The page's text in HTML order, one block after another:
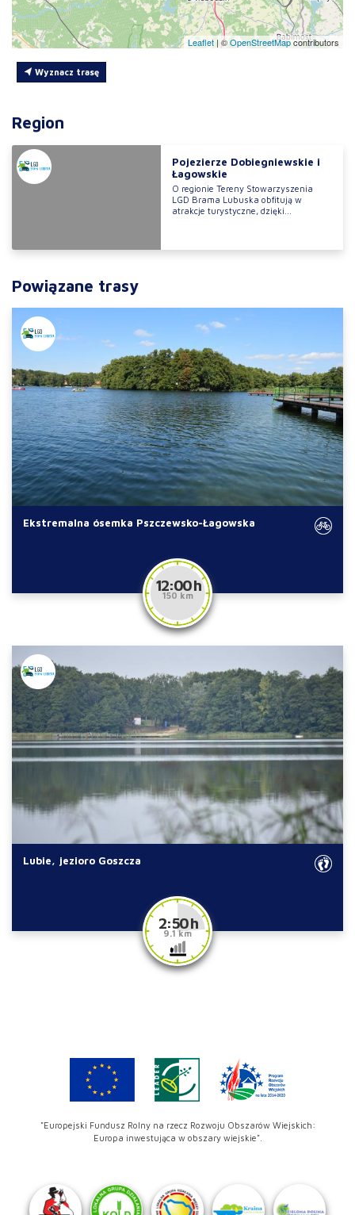
Leaflet | ©OpenStreetMapcontributors
Wyznacz trasę
Region
Pojezierze Dobiegniewskie i
Łagowskie
O regionie Tereny Stowarzyszenia
LGD Brama Lubuska obfitują w
atrakcje turystyczne, dzięki...
Powiązane trasy
Ekstremalna ósemka Pszczewsko-Łagowska
12:00 h
150 km
Lubie, jezioro Goszcza
2:50 h
9.1 km
"Europejski Fundusz Rolny na rzecz Rozwoju Obszarów Wiejskich:
Europa inwestująca w obszary wiejskie".